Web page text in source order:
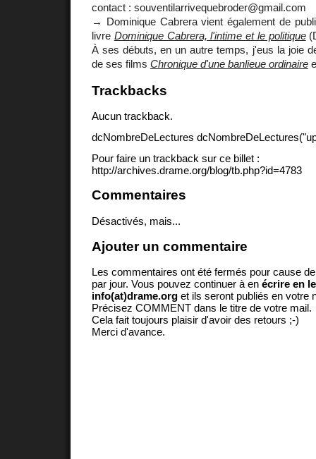
contact : souventilarrivequebroder@gmail.com
→ Dominique Cabrera vient également de
livre Dominique Cabrera, l'intime et le politique
À ses débuts, en un autre temps, j'eus la joie
de ses films Chronique d'une banlieue ordinaire
Trackbacks
Aucun trackback.
dcNombreDeLectures
Pour faire un trackback sur ce billet :
http://archives.drame.org/blog/tb.php?id=4783
Commentaires
Désactivés, mais...
Ajouter un commentaire
Les commentaires ont été fermés pour cause
par jour. Vous pouvez continuer à en écrire en
info(at)drame.org et ils seront publiés en votre
Précisez COMMENT dans le titre de votre mail.
Cela fait toujours plaisir d'avoir des retours ;-)
Merci d'avance.